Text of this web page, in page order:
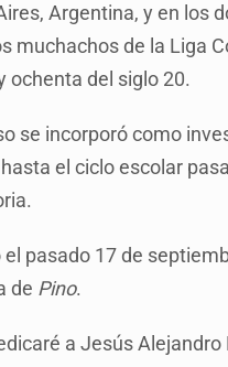
Argentina, y en los
muchachos de la Liga
ochenta del siglo 20.
se incorporó como
el ciclo escolar
pasado 17 de
de Pino.
a Jesús